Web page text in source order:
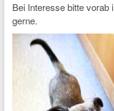
Bei Interesse bitte vorab
gerne.